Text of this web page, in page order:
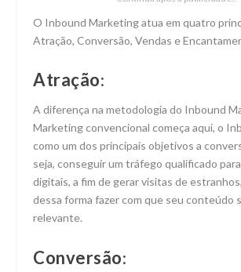
O Inbound Marketing atua em quatro
Atração, Conversão, Vendas e
Atração:
A diferença na metodologia do Inbound
Marketing convencional começa aqui, o
como um dos principais objetivos a
seja, conseguir um tráfego qualificado
digitais, a fim de gerar visitas de
dessa forma fazer com que seu conteúdo
relevante.
Conversão: